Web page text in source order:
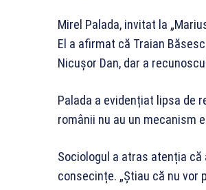
Mirel Palada, invitat la
El a afirmat că Traian
Nicușor Dan, dar a
Palada a evidențiat lipsa de
românii nu au un mecanism
Sociologul a atras atenția
consecințe. „Știau că nu vor